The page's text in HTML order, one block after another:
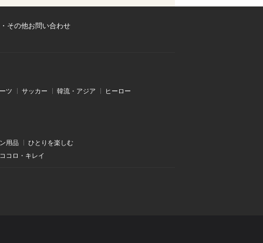
その他お問い合わせ
ツ サッカー 韓流・アジア ヒーロー
用品
ひとりを楽しむ
コロ・キレイ